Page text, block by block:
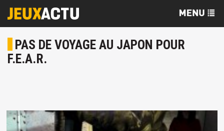
PAS DE VOYAGE AU JAPON POUR
F.E.A.R.